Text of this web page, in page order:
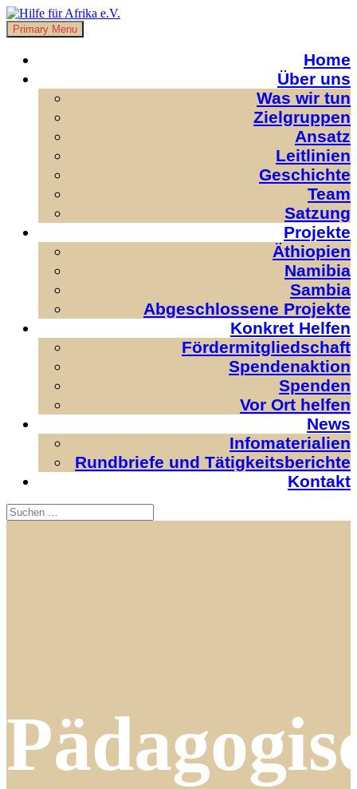
Skip
to
content
Hilfe für Afrika e.V.
Damit Unterstützung nicht im Sande verläuft.
Primary Menu
Home
Über uns
Was wir tun
Zielgruppen
Ansatz
Leitlinien
Geschichte
Team
Satzung
Projekte
Äthiopien
Namibia
Sambia
Abgeschlossene Projekte
Konkret Helfen
Fördermitgliedschaft
Spendenaktion
Spenden
Vor Ort helfen
News
Infomaterialien
Rundbriefe und Tätigkeitsberichte
Kontakt
Search
Suchen
nach: